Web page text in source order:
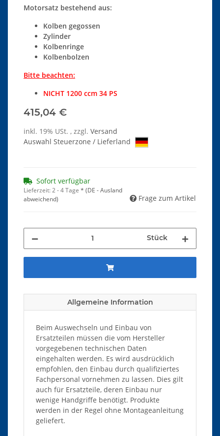
Motorsatz bestehend aus:
Kolben gegossen
Zylinder
Kolbenringe
Kolbenbolzen
Bitte beachten:
NICHT 1200 ccm 34 PS
415,04 €
inkl. 19% USt. , zzgl. Versand
Auswahl Steuerzone / Lieferland
Sofort verfügbar
Lieferzeit:2 - 4 Tage * (DE - Ausland
abweichend)
Frage zum Artikel
Stück
Allgemeine Information
Beim Auswechseln und Einbau von
Ersatzteilen müssen die vom Hersteller
vorgegebenen technischen Daten
eingehalten werden. Es wird ausdrücklich
empfohlen, den Einbau durch qualifiziertes
Fachpersonal vornehmen zu lassen. Dies gilt
auch für Ersatzteile, deren Einbau nur
wenige Handgriffe benötigt. Produkte
werden in der Regel ohne Montageanleitung
geliefert.